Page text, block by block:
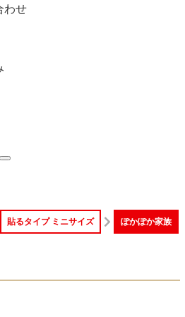
わせ
貼るタイプ ミニサイズ ぽかぽか家族